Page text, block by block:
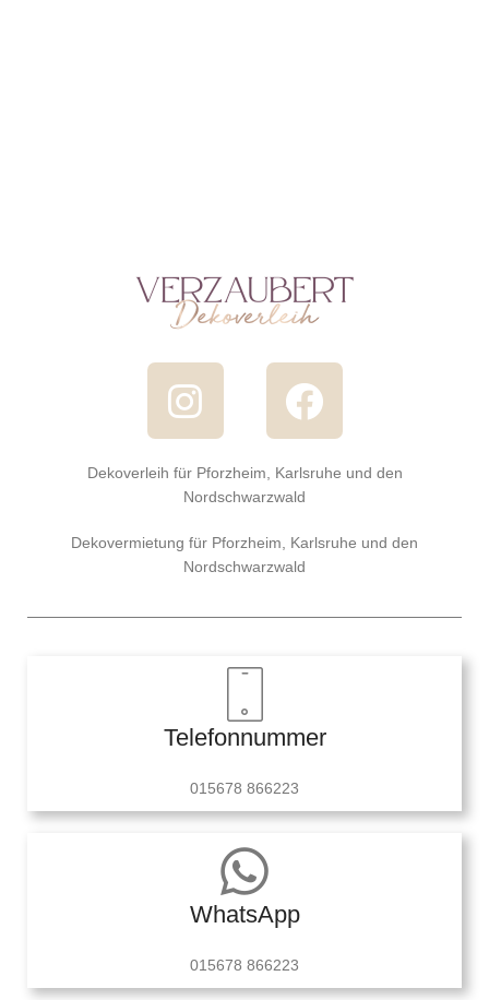
Dekoverleih für Pforzheim, Karlsruhe und den
Nordschwarzwald
Dekovermietung für Pforzheim, Karlsruhe und den
Nordschwarzwald
Telefonnummer
015678 866223
WhatsApp
015678 866223